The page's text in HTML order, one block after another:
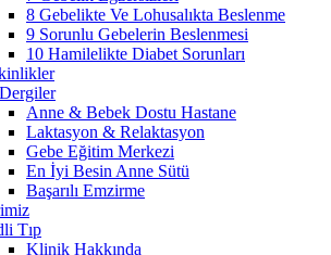
8 Gebelikte Ve Lohusalıkta Beslenme
9 Sorunlu Gebelerin Beslenmesi
10 Hamilelikte Diabet Sorunları
Anne & Bebek Dostu Hastane
Laktasyon & Relaktasyon
Gebe Eğitim Merkezi
En İyi Besin Anne Sütü
Başarılı Emzirme
Tıp
Klinik Hakkında